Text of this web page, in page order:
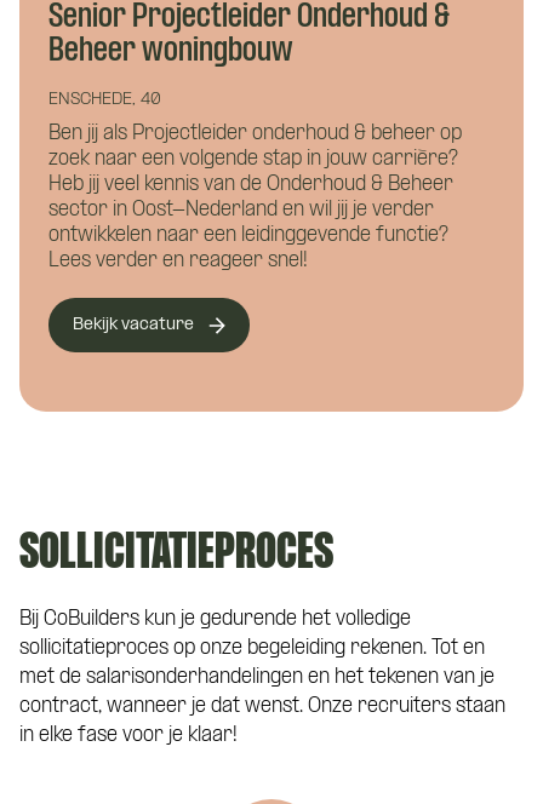
Senior Projectleider Onderhoud &
Beheer woningbouw
ENSCHEDE, 40
Ben jij als Projectleider onderhoud & beheer op
zoek naar een volgende stap in jouw carrière?
Heb jij veel kennis van de Onderhoud & Beheer
sector in Oost-Nederland en wil jij je verder
ontwikkelen naar een leidinggevende functie?
Lees verder en reageer snel!
Bekijk vacature
SOLLICITATIEPROCES
Bij CoBuilders kun je gedurende het volledige
sollicitatieproces op onze begeleiding rekenen. Tot en
met de salarisonderhandelingen en het tekenen van je
contract, wanneer je dat wenst. Onze recruiters staan
in elke fase voor je klaar!
Hoe kunnen we je bereiken?
Eén van onze adviseurs staat je graag te
woord! Je wordt gekoppeld aan een vast
aanspreekpunt tijdens de kennismaking
E-mailadres*
Telefoonnummer*
Curriculum Vitae (niet verplicht)